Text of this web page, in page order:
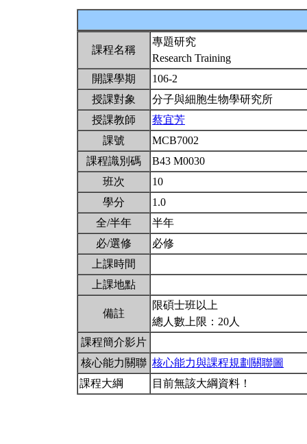
課程名稱
專題研究
Research Training
開課學期
106-2
授課對象
分子與細胞生物學研究所
授課教師
蔡宜芳
課號
MCB7002
課程識別碼
B43 M0030
班次
10
學分
1.0
全/半年
半年
必/選修
必修
上課時間
上課地點
備註
限碩士班以上
總人數上限：20人
課程簡介影片
核心能力關聯 核心能力與課程規劃關聯圖
課程大綱
目前無該大綱資料！